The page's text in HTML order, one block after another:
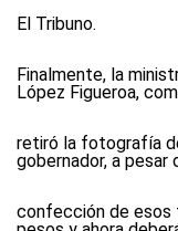
El Tribuno.
Finalmente, la
López Figueroa,
retiró la fotografía
gobernador, a pesar
confección de esos